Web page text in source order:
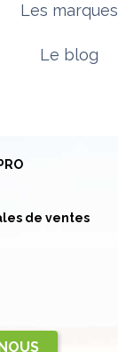
Les marques
Le blog
de ventes